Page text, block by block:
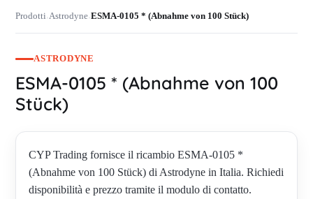
Prodotti›Astrodyne›ESMA-0105 * (Abnahme von 100 Stück)
ASTRODYNE
ESMA-0105 * (Abnahme von 100
Stück)
CYP Trading fornisce il ricambio ESMA-0105 *
(Abnahme von 100 Stück) di Astrodyne in Italia. Richiedi
disponibilità e prezzo tramite il modulo di contatto.